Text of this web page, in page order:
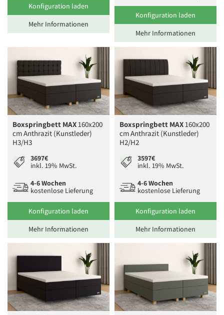
Konfiguration laden
Mehr Informationen
Konfiguration laden
Mehr Informationen
Boxspringbett MAX160x200
cm Anthrazit (Kunstleder)
H3/H3
3697€
inkl. 19% MwSt.
4-6 Wochen
kostenlose Lieferung
Konfiguration laden
Mehr Informationen
Boxspringbett MAX160x200
cm Anthrazit (Kunstleder)
H2/H2
3597€
inkl. 19% MwSt.
4-6 Wochen
kostenlose Lieferung
Konfiguration laden
Mehr Informationen